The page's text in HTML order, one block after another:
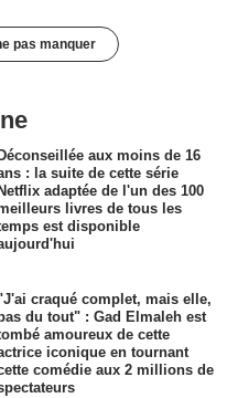
pas manquer
Déconseillée aux moins de 16
: la suite de cette série
Netflix adaptée de l'un des 100
livres de tous les
est disponible
craqué complet, mais elle,
du tout" : Gad Elmaleh est
amoureux de cette
iconique en tournant
comédie aux 2 millions de